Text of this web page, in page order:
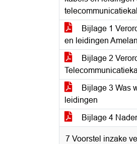
Bijlage 1
en leidingen
Bijlage 2
Bijlage 3 Was
leidingen
Bijlage 4
7 Voorstel inzake